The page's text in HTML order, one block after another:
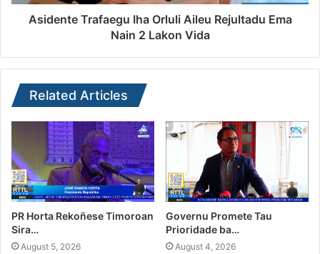
Asidente Trafaegu Iha Orluli Aileu Rejultadu Ema
Nain 2 Lakon Vida
Related Articles
PR Horta Rekoñese Timoroan
Sira…
August 5, 2026
Governu Promete Tau
Prioridade ba…
August 4, 2026